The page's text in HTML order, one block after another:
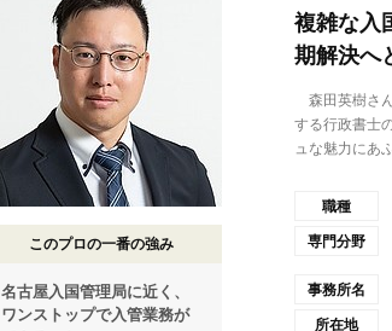
このプロの一番の強み
名古屋入国管理局に近く、
ワンストップで入管業務が
複雑な入
期解決へ
森田英樹さ
する行政書士
ュな魅力にあ
職種
専門分野
事務所名
所在地